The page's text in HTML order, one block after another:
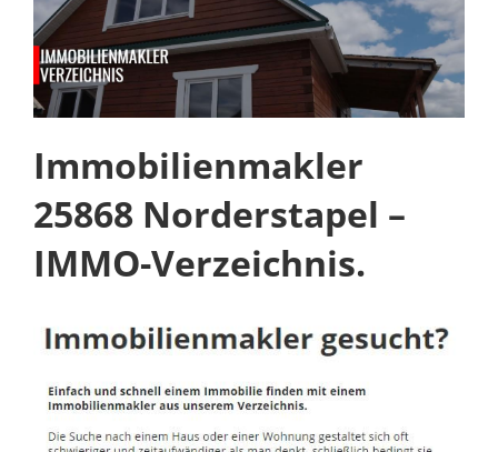
Immobilienmakler
25868 Norderstapel –
IMMO-Verzeichnis.